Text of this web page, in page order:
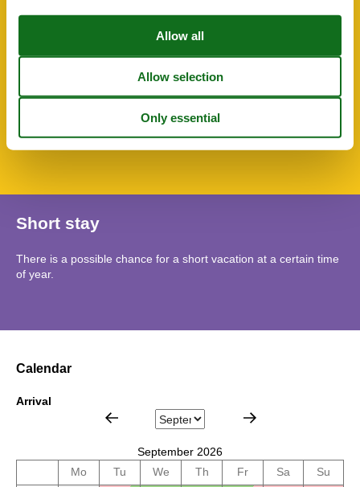
Towels
SurroundingFacilities
Parking lot
Short stay
There is a possible chance for a short vacation at a certain time
of year.
Calendar
Arrival
September 2026
Mo
Tu We Th Fr Sa
Su